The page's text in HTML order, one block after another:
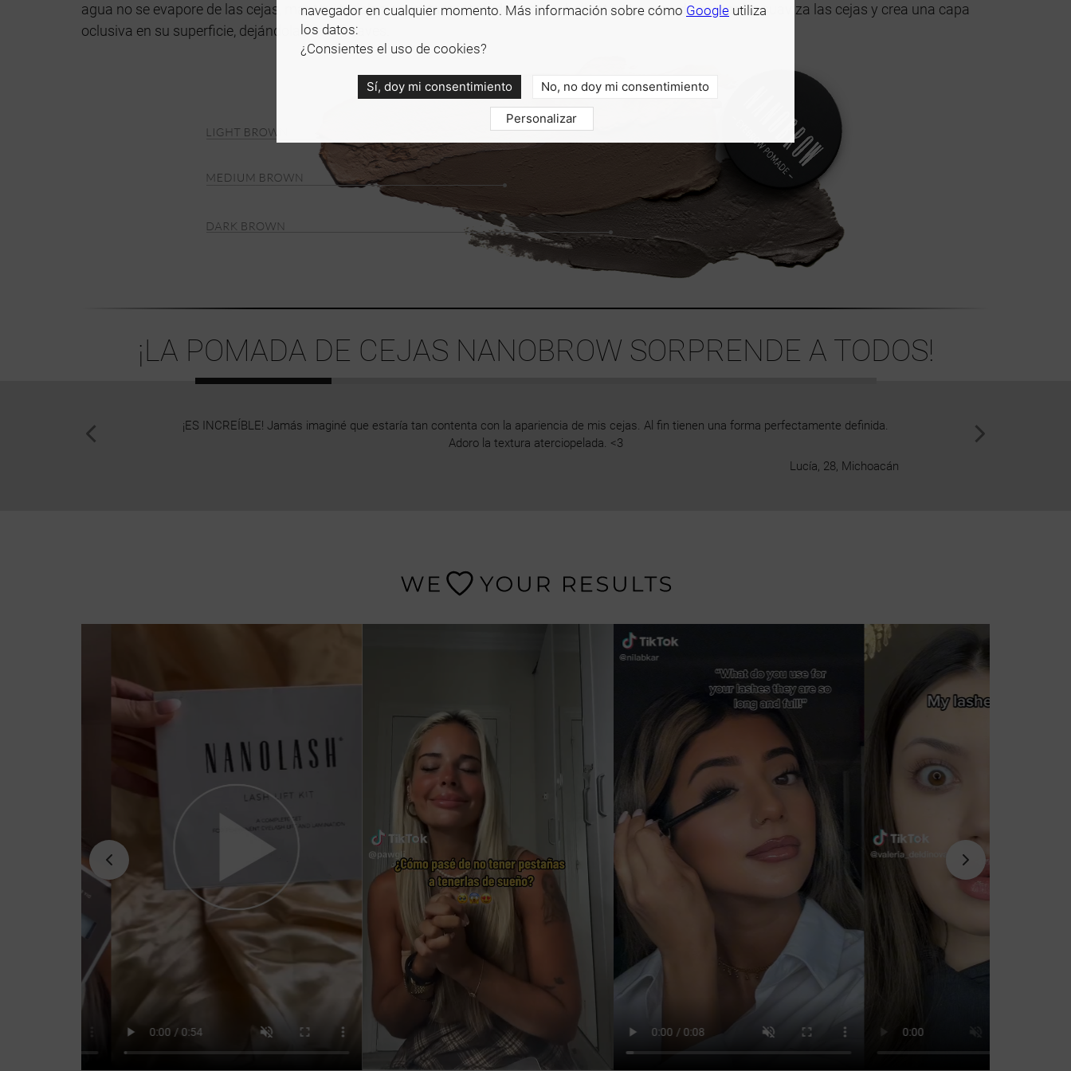
agua no se evapore de las cejas, manteniéndolas correctamente hidratadas y brillantes. Lacera de carnaubasuaviza las cejas y crea una capa
oclusiva en su superficie, dejándolas más suaves.
¡LA POMADA DE CEJAS NANOBROW SORPRENDE A TODOS!
¡ES INCREÍBLE! Jamás imaginé que estaría tan contenta con la apariencia de mis cejas. Al fin tienen una forma perfectamente definida.
Adoro la textura aterciopelada. <3
Lucía, 28, Michoacán
Yo nunca me había quejado
pomada para cejas Nanobrow
navegador en cualquier momento. Más información sobre cómo Google utiliza
los datos:
¿Consientes el uso de cookies?
Sí, doy mi consentimiento No, no doy mi consentimiento
Personalizar